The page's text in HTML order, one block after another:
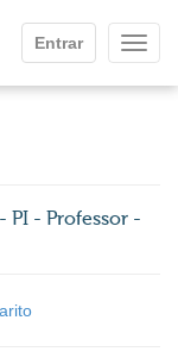
Entrar
PI - Professor -